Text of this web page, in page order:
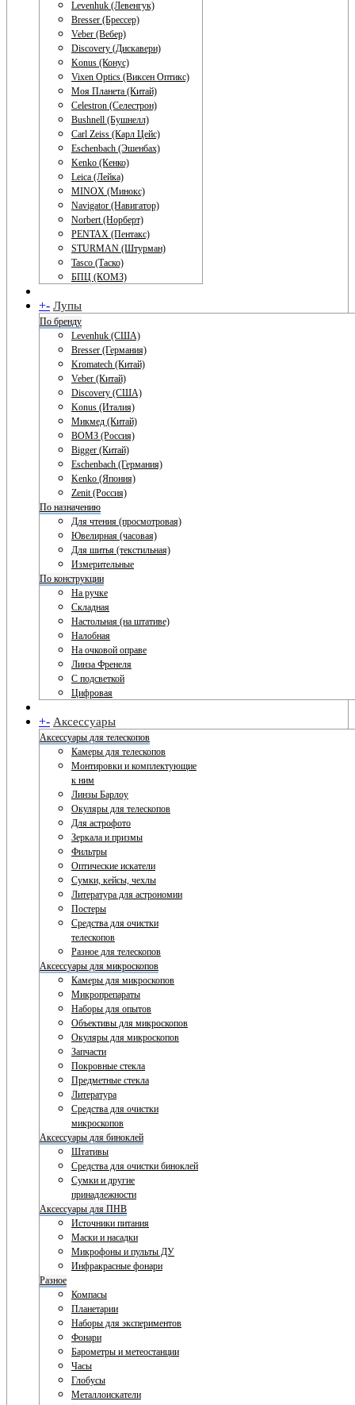
Levenhuk (Левенгук)
Bresser (Брессер)
Veber (Вебер)
Discovery (Дискавери)
Konus (Конус)
Vixen Optics (Виксен Оптикс)
Моя Планета (Китай)
Celestron (Селестрон)
Bushnell (Бушнелл)
Carl Zeiss (Карл Цейс)
Eschenbach (Эшенбах)
Kenko (Кенко)
Leica (Лейка)
MINOX (Минокс)
Navigator (Навигатор)
Norbert (Норберт)
PENTAX (Пентакс)
STURMAN (Штурман)
Tasco (Таско)
БПЦ (КОМЗ)
+- Лупы
По бренду
Levenhuk (США)
Bresser (Германия)
Kromatech (Китай)
Veber (Китай)
Discovery (США)
Konus (Италия)
Микмед (Китай)
ВОМЗ (Россия)
Bigger (Китай)
Eschenbach (Германия)
Kenko (Япония)
Zenit (Россия)
По назначению
Для чтения (просмотровая)
Ювелирная (часовая)
Для шитья (текстильная)
Измерительные
По конструкции
На ручке
Складная
Настольная (на штативе)
Налобная
На очковой оправе
Линза Френеля
С подсветкой
Цифровая
+- Аксессуары
Аксессуары для телескопов
Камеры для телескопов
Монтировки и комплектующие
к ним
Линзы Барлоу
Окуляры для телескопов
Для астрофото
Зеркала и призмы
Фильтры
Оптические искатели
Сумки, кейсы, чехлы
Литература для астрономии
Постеры
Средства для очистки
телескопов
Разное для телескопов
Аксессуары для микроскопов
Камеры для микроскопов
Микропрепараты
Наборы для опытов
Объективы для микроскопов
Окуляры для микроскопов
Запчасти
Покровные стекла
Предметные стекла
Литература
Средства для очистки
микроскопов
Аксессуары для биноклей
Штативы
Средства для очистки биноклей
Сумки и другие
принадлежности
Аксессуары для ПНВ
Источники питания
Маски и насадки
Микрофоны и пульты ДУ
Инфракрасные фонари
Разное
Компасы
Планетарии
Наборы для экспериментов
Фонари
Барометры и метеостанции
Часы
Глобусы
Металлоискатели